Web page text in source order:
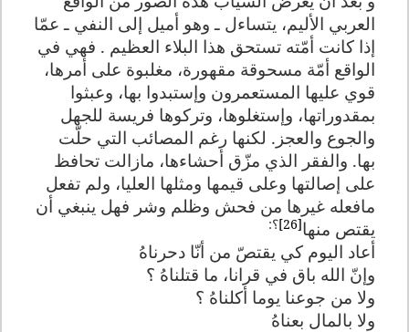
العربي الأليم، يتساءل ـ وهو أميل إلى النفي ـ عمّا
إذا كانت أمّته تستحق هذا البلاء العظيم . فهي في
الواقع أمّة مسحوقة مقهورة، مغلبوة على أمرها،
قوي عليها المستعمرون وإستبدوا بها، وعبثوا
بمقدوراتها، وإستغلوها، وتركوها فريسة للجهل
والجوع والعجز. لكنها رغم المصائب التي حلّت
بها. والفقر الذي مزّق أحشاءها، مازالت تحافظ
على إصالتها وعلى قيمها ومثلها العليا، ولم تفعل
مافعله غيرها من فحش وظلم وشر فهل ينبغي أن
يقتص منها[26]؟:
أعاد اليوم كي يقتصّ من أنّا دحرناهُ
وإنّ الله باق في قرانا، ما قتلناهُ ؟
ولا من جوعنا يوما أكلناهُ ؟
ولا بالمال بعناهُ